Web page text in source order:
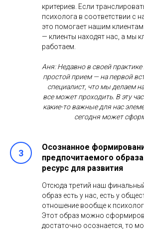
критериев. Если
психолога в соответствии с
это помогает нашим
— клиенты находят нас, а мы
работаем.
Аня: Недавно в своей практике
простой прием — на первой
специалист, что мы делаем
все может проходить. В эту
какие-то важные для нас
сегодня может
Осознанное
предпочитаемого
ресурс для развития
Отсюда третий наш
образ есть у нас, есть у
отношение вообще к
Этот образ можно
достаточно осознается, то